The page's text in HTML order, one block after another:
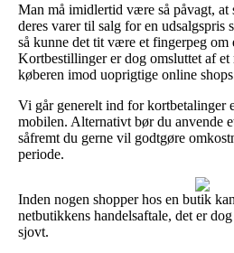
Man må imidlertid være så påvagt, at
deres varer til salg for en udsalgspris
så kunne det tit være et fingerpeg om
Kortbestillinger er dog omsluttet af
køberen imod uoprigtige online
Vi går generelt ind for kortbetalinger
mobilen. Alternativt bør du anvende
såfremt du gerne vil godtgøre
periode.
Inden nogen shopper hos en butik
netbutikkens handelsaftale, det er
sjovt.